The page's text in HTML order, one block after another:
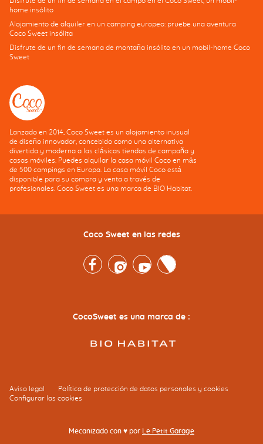
home insólito
Alojamiento de alquiler en un camping europeo: pruebe una aventura
Coco Sweet insólita
Disfrute de un fin de semana de montaña insólito en un mobil-home Coco
Sweet
Lanzado en 2014, Coco Sweet es un alojamiento inusual
de diseño innovador, concebido como una alternativa
divertida y moderna a las clásicas tiendas de campaña y
casas móviles. Puedes alquilar la casa móvil Coco en más
de 500 campings en Europa. La casa móvil Coco está
disponible para su compra y venta a través de
profesionales. Coco Sweet es una marca de BIO Habitat.
Coco Sweet en las redes
FacebookInstagramYoutubeTwitter
CocoSweet es una marca de :
Aviso legal
Política de protección de datos personales y cookies
Configurar las cookies
Mecanizado con ♥ por Le Petit Garage